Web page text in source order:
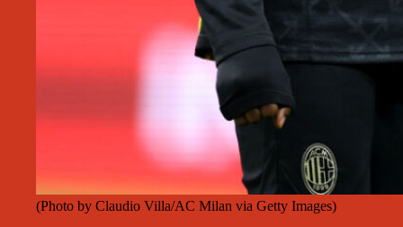
(Photo by Claudio Villa/AC Milan via Getty Images)